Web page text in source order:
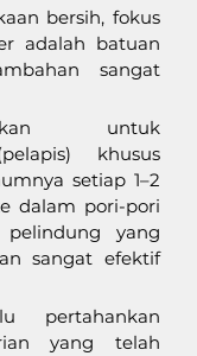
bersih, fokus
adalah batuan
sangat
untuk
khusus
setiap 1–2
dalam pori-pori
yang
sangat efektif
pertahankan
yang telah